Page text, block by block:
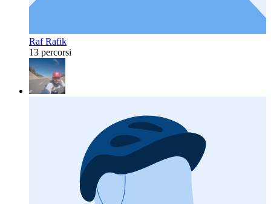
Raf Rafik
13 percorsi